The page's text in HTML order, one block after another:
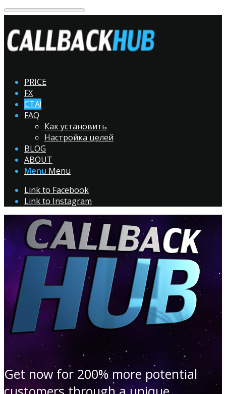
PRICE
FX
CTA!
FAQ
Как установить
Настройка целей
BLOG
ABOUT
Menu Menu
Link to Facebook
Link to Instagram
Get now for 200% more potential